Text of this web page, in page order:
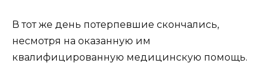
В тот же день потерпевшие скончались,
несмотря на оказанную им
квалифицированную медицинскую помощь.